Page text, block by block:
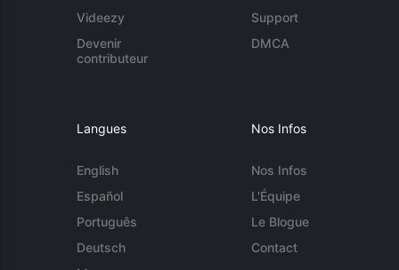
Videezy
Devenir
contributeur
Support
DMCA
Langues
English
Español
Português
Deutsch
Nos Infos
Nos Infos
L'Équipe
Le Blogue
Contact